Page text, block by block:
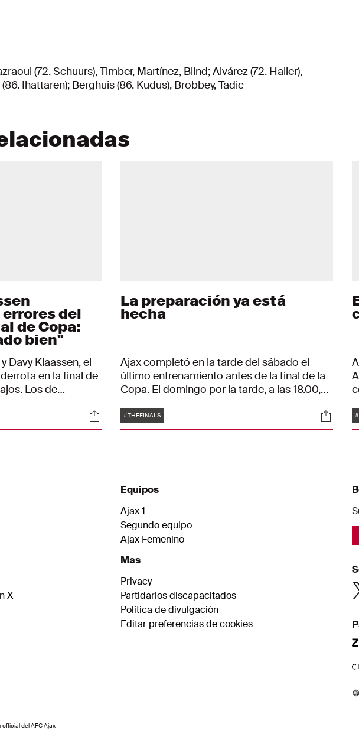
(72. Schuurs), Timber, Martínez, Blind; Alvárez (72. Haller),
Ihattaren); Berghuis (86. Kudus), Brobbey, Tadic
del
de Copa:
bien"
Davy Klaassen, el
en la final de
Los de
(0-1),
se les escapara
Sociales
La preparación ya está
hecha
Ajax completó en la tarde del sábado el
último entrenamiento antes de la final de la
Copa. El domingo por la tarde, a las 18.00,
concentrados y llenos de fuerza de voluntad
en el saque inicial. La dedicación
Etiquetas
#THEFINALS
X
Equipos
Ajax 1
Segundo equipo
Ajax Femenino
Mas
Privacy
Partidarios discapacitados
Política de divulgación
Editar preferencias de cookies
official del AFC Ajax